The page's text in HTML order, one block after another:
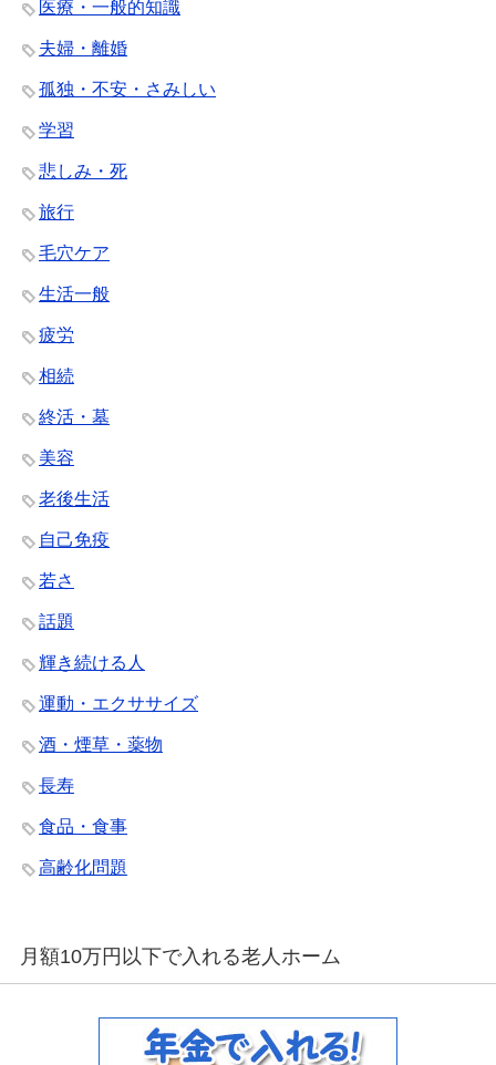
医療・一般的知識
夫婦・離婚
孤独・不安・さみしい
学習
悲しみ・死
旅行
毛穴ケア
生活一般
疲労
相続
終活・墓
美容
老後生活
自己免疫
若さ
話題
輝き続ける人
運動・エクササイズ
酒・煙草・薬物
長寿
食品・食事
高齢化問題
月額10万円以下で入れる老人ホーム